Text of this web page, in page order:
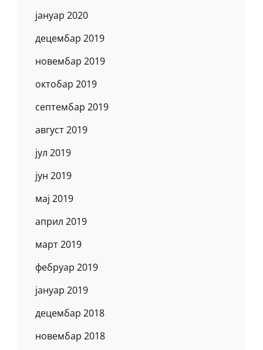
јануар 2020
децембар 2019
новембар 2019
октобар 2019
септембар 2019
август 2019
јул 2019
јун 2019
мај 2019
април 2019
март 2019
фебруар 2019
јануар 2019
децембар 2018
новембар 2018